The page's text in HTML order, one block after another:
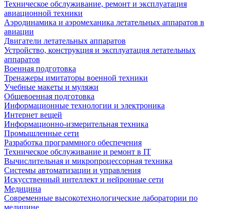
Техническое обслуживание, ремонт и эксплуатация
авиационной техники
Аэродинамика и аэромеханика летательных аппаратов в
авиации
Двигатели летательных аппаратов
Устройство, конструкция и эксплуатация летательных
аппаратов
Военная подготовка
Тренажеры имитаторы военной техники
Учебные макеты и муляжи
Общевоенная подготовка
Информационные технологии и электроника
Интернет вещей
Информационно-измерительная техника
Промышленные сети
Разработка программного обеспечения
Техническое обслуживание и ремонт в IT
Вычислительная и микропроцессорная техника
Системы автоматизации и управления
Искусственный интеллект и нейронные сети
Медицина
Современные высокотехнологические лаборатории по
медицине